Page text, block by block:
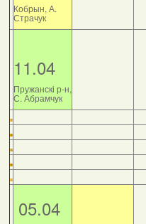
Кобрын, А.
Страчук
11.04
Пружанскі р-н,
С. Абрамчук
05.04